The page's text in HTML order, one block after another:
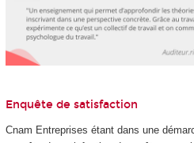
Enquête de satisfaction
Cnam Entreprises étant dans une